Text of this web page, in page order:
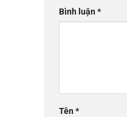
Bình luận*
Tên*